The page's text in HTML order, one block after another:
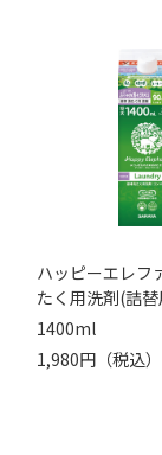
ハッピーエレフ
たく用洗剤(詰
1400ml
1,980円（税込）